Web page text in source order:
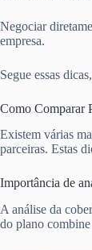
Negociar
empresa.
Segue essas
Como Comparar
Existem várias
parceiras. Estas
Importância de
A análise da
do plano